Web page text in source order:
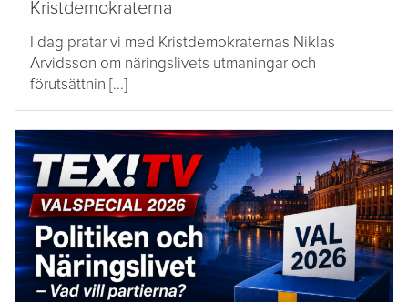
Kristdemokraterna
I dag pratar vi med Kristdemokraternas Niklas
Arvidsson om näringslivets utmaningar och
förutsättnin [...]